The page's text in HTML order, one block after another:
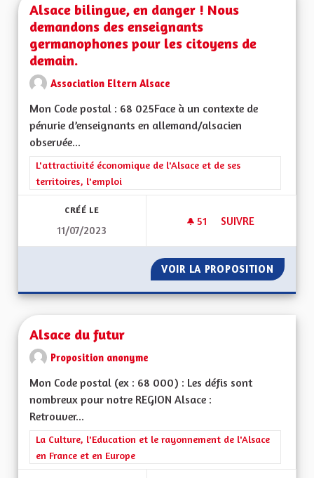
Alsace bilingue, en danger ! Nous
demandons des enseignants
germanophones pour les citoyens de
demain.
Association Eltern Alsace
Mon Code postal : 68 025Face à un contexte de
pénurie d’enseignants en allemand/alsacien
observée...
Filtrer les résultats de la catégorie : L'attractivité
L'attractivité économique de l'Alsace et de ses
territoires, l'emploi
CRÉÉ LE
11/07/2023
51 51 ABONNÉS
SUIVRE
VOIR LA PROPOSITION
Alsace du futur
Proposition anonyme
Mon Code postal (ex : 68 000) : Les défis sont
nombreux pour notre REGION Alsace :
Retrouver...
Filtrer les résultats de la catégorie : La Culture, l'Education et
La Culture, l'Education et le rayonnement de l'Alsace
en France et en Europe